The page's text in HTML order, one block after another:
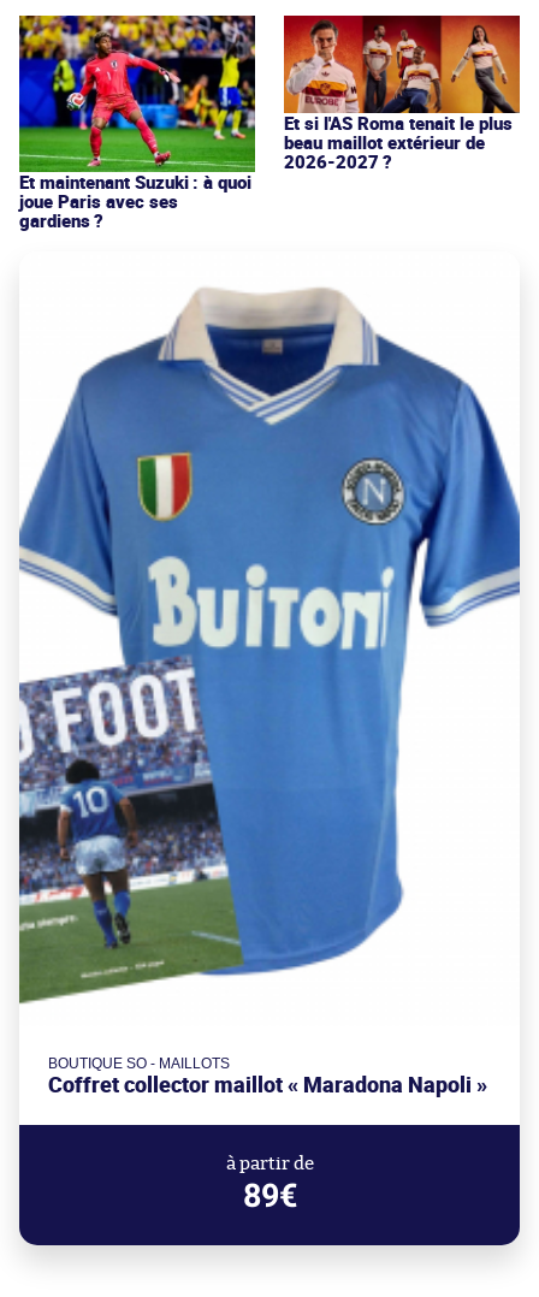
Et maintenant Suzuki : à quoi
joue Paris avec ses
gardiens ?
Et si l'AS Roma tenait le plus
beau maillot extérieur de
2026-2027 ?
BOUTIQUE SO - MAILLOTS
Coffret collector maillot « Maradona Napoli »
à partir de
89€